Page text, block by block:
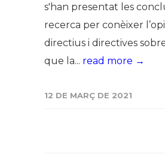
s'han presentat les
recerca per conèixer
directius i directives
que la... read more →
12 DE MARÇ DE 2021